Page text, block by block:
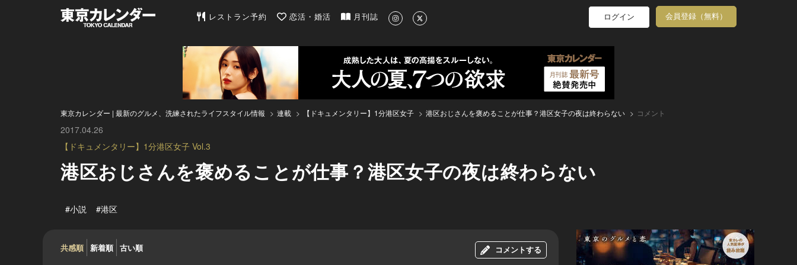
東京カレンダー | 最新のグルメ、洗練されたライフスタイル情報
レストラン予約 恋活・婚活 月刊誌 ログイン 会員登録（無料）
東京カレンダー | 最新のグルメ、洗練されたライフスタイル情報 連載 【ドキュメンタリー】1分港区女子 港区おじさんを褒めることが仕事？港区女子の夜は終わらない コメント
2017.04.26
【ドキュメンタリー】1分港区女子 Vol.3
港区おじさんを褒めることが仕事？港区女子の夜は終わらない
#小説 #港区
共感順 新着順 古い順 コメントする